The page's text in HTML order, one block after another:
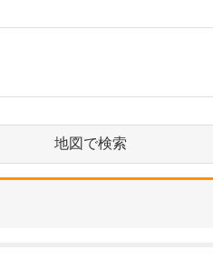
地図で検索
ですね。
手が動かなくなった」
「頬が腫れて痛い」とい
った当院では専門外の患
者さんも応急的に診療